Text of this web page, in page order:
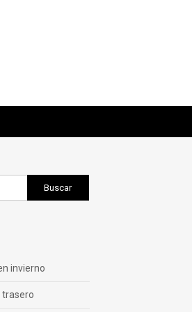
invierno
trasero